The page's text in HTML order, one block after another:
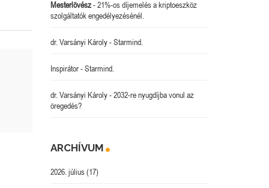
Mesterlövész-21%-os díjemelés a kriptoeszköz
szolgáltatók engedélyezésénél.
dr. Varsányi Károly-Starmind.
Inspirátor-Starmind.
dr. Varsányi Károly-2032-re nyugdíjba vonul az
öregedés?
ARCHÍVUM
2026. július(17)